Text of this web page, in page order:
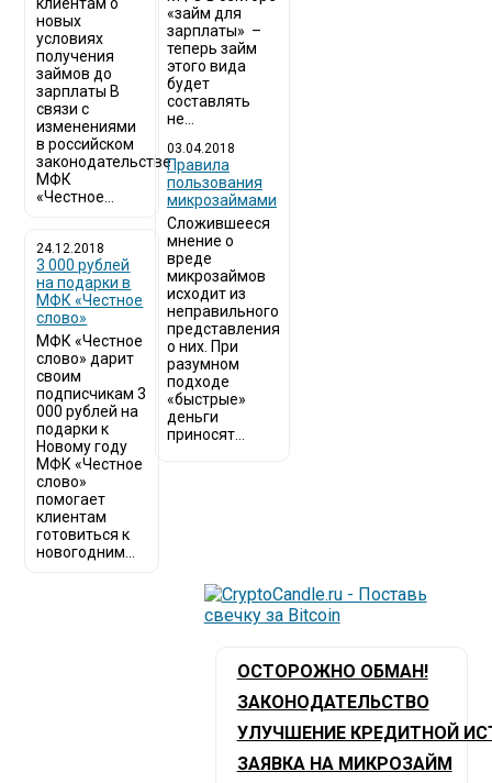
новых
условиях
получения
займов до
зарплаты В
связи с
изменениями
в российском
законодательстве
МФК
«Честное...
24.12.2018
3 000 рублей
на подарки в
МФК «Честное
слово»
МФК «Честное
слово» дарит
своим
подписчикам 3
000 рублей на
подарки к
Новому году
МФК «Честное
слово»
помогает
клиентам
готовиться к
новогодним...
«займ для
зарплаты» –
теперь займ
этого вида
будет
составлять
не...
03.04.2018
​Правила
пользования
микрозаймами
Сложившееся
мнение о
вреде
микрозаймов
исходит из
неправильного
представления
о них. При
разумном
подходе
«быстрые»
деньги
приносят...
ОСТОРОЖНО ОБМАН!
ЗАКОНОДАТЕЛЬСТВО
УЛУЧШЕНИЕ КРЕДИТНОЙ
ЗАЯВКА НА МИКРОЗАЙМ